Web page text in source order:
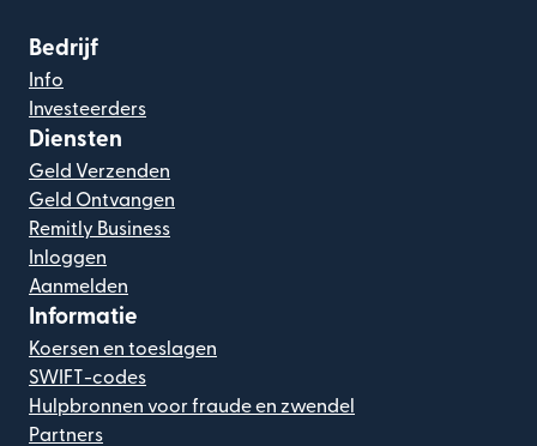
Bedrijf
Info
Investeerders
Diensten
Geld Verzenden
Geld Ontvangen
Remitly Business
Inloggen
Aanmelden
Informatie
Koersen en toeslagen
SWIFT-codes
Hulpbronnen voor fraude en zwendel
Partners